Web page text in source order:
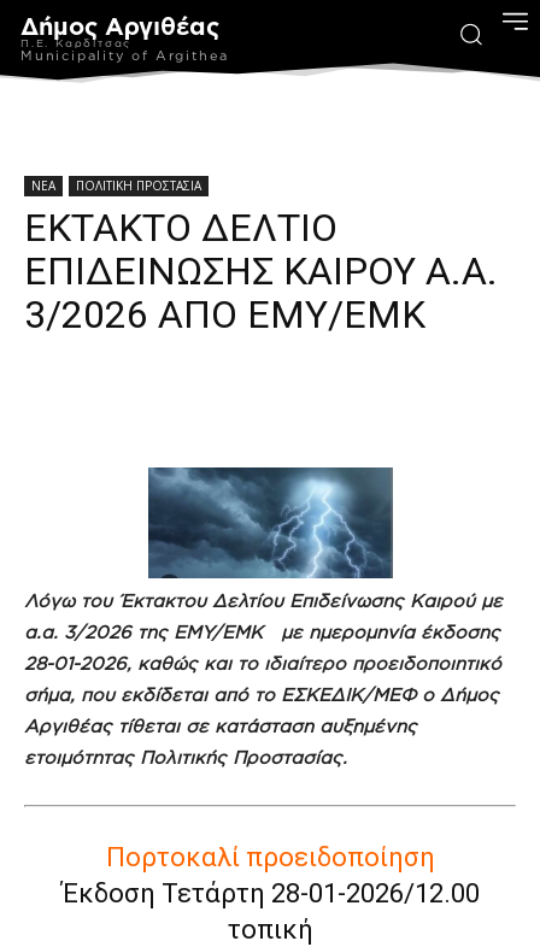
Δήμος Αργιθέας
Π.Ε. Καρδίτσας
Municipality of Argithea
ΝΕΑ ΠΟΛΙΤΙΚΗ ΠΡΟΣΤΑΣΙΑ
ΕΚΤΑΚΤΟ ΔΕΛΤΙΟ
ΕΠΙΔΕΙΝΩΣΗΣ ΚΑΙΡΟΥ Α.Α.
3/2026 ΑΠΟ ΕΜΥ/ΕΜΚ
Λόγω του Έκτακτου Δελτίου Επιδείνωσης Καιρού με
α.α. 3/2026 της ΕΜΥ/ΕΜΚ με ημερομηνία έκδοσης
28-01-2026, καθώς και το ιδιαίτερο προειδοποιητικό
σήμα, που εκδίδεται από το ΕΣΚΕΔΙΚ/ΜΕΦ ο Δήμος
Αργιθέας τίθεται σε κατάσταση αυξημένης
ετοιμότητας Πολιτικής Προστασίας.
Πορτοκαλί προειδοποίηση
Έκδοση Τετάρτη 28-01-2026/12.00
τοπική